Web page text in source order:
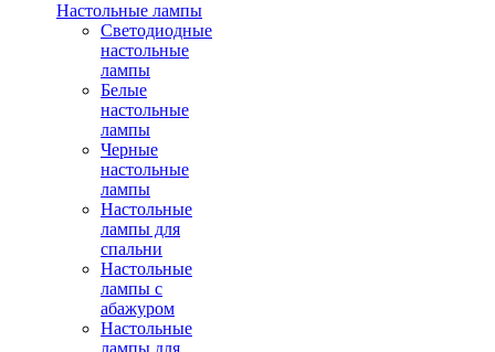
Настольные лампы
Светодиодные
настольные
лампы
Белые
настольные
лампы
Черные
настольные
лампы
Настольные
лампы для
спальни
Настольные
лампы с
абажуром
Настольные
лампы для